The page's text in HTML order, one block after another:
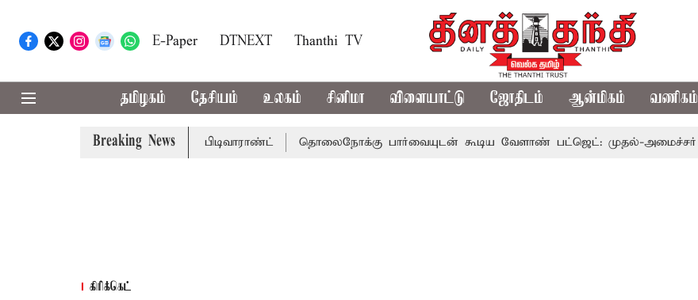
E-Paper DTNEXT Thanthi TV
தமிழகம் தேசியம் உலகம் சினிமா விளையாட்டு ஜோதிடம் ஆன்மிகம் வணிகம்
Breaking News
சென்னை நீதிமன்றம் பிடிவாராண்ட் தொலைநோக்கு பார்வையுடன் கூடிய வேளாண் பட்ஜெட்: முதல்-அமைச்சர் விஜய்
கிரிக்கெட்